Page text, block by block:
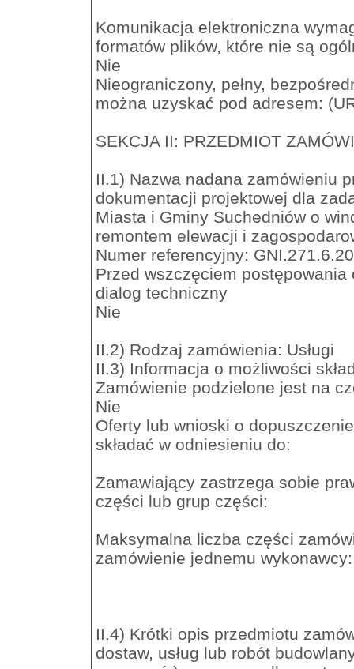
Komunikacja elektroniczna
formatów plików, które nie są
Nie
Nieograniczony, pełny,
można uzyskać pod adresem:
SEKCJA II: PRZEDMIOT
II.1) Nazwa nadana zamówieniu
dokumentacji projektowej dla
Miasta i Gminy Suchedniów o
remontem elewacji i
Numer referencyjny:
Przed wszczęciem
dialog techniczny
Nie
II.2) Rodzaj zamówienia: Usługi
II.3) Informacja o możliwości
Zamówienie podzielone jest na
Nie
Oferty lub wnioski o
składać w odniesieniu do:
Zamawiający zastrzega sobie
części lub grup części:
Maksymalna liczba części
zamówienie jednemu wykonawcy:
II.4) Krótki opis przedmiotu
dostaw, usług lub robót